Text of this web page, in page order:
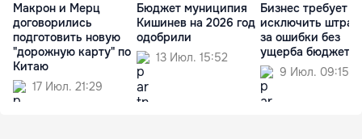
Макрон и Мерц
договорились
подготовить новую
"дорожную карту" по
Китаю
17 Июл. 21:29
Бюджет муниципия
Кишинев на 2026 год
одобрили
13 Июл. 15:52
Бизнес требует
исключить
за ошибки без
ущерба бюджету
9 Июл. 09:15